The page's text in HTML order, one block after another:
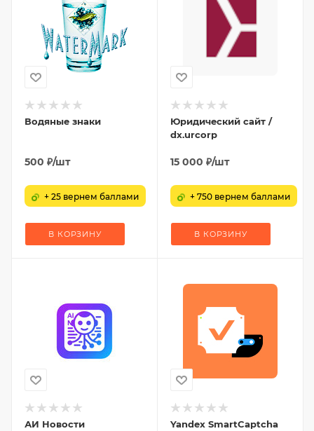
Водяные знаки
500 ₽/шт
+ 25 вернем баллами
В КОРЗИНУ
Юридический сайт /
dx.urcorp
15 000 ₽/шт
+ 750 вернем баллами
В КОРЗИНУ
АИ Новости
Yandex SmartCaptcha